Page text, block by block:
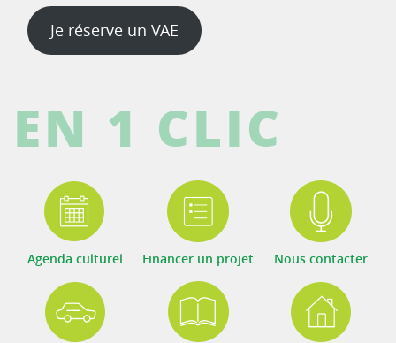
Je réserve un VAE
EN 1 CLIC
Agenda culturel Financer un projet Nous contacter